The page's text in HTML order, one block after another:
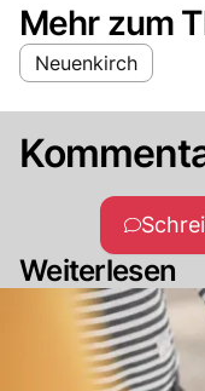
Mehr zum
Neuenkirch
Weiterlesen